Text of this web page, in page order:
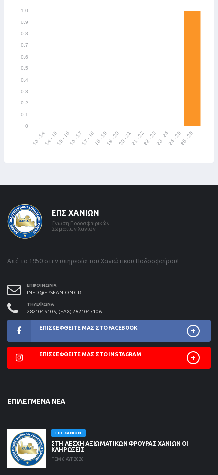
ΕΠΣ ΧΑΝΊΩΝ
Ένωση Ποδοσφαιρικών
Σωματίων Χανίων
Από το 1950 στην υπηρεσία του Χανιώτικου Ποδοσφαίρου!
ΕΠΙΚΟΙΝΩΝΊΑ
INFO@EPSHANION.GR
ΤΗΛΈΦΩΝΑ
2821045106, (FAX) 2821045106
ΕΠΙΣΚΕΦΘΕΊΤΕ ΜΑΣ ΣΤΟ FACEBOOK
ΕΠΙΣΚΕΦΘΕΊΤΕ ΜΑΣ ΣΤΟ INSTAGRAM
ΕΠΙΛΕΓΜΈΝΑ ΝΈΑ
ΕΠΣ ΧΑΝΊΩΝ
ΣΤΗ ΛΈΣΧΗ ΑΞΙΩΜΑΤΙΚΏΝ ΦΡΟΥΡΆΣ ΧΑΝΊΩΝ ΟΙ
ΚΛΗΡΏΣΕΙΣ
ΠΕΜ 6 ΑΥΓ 2026